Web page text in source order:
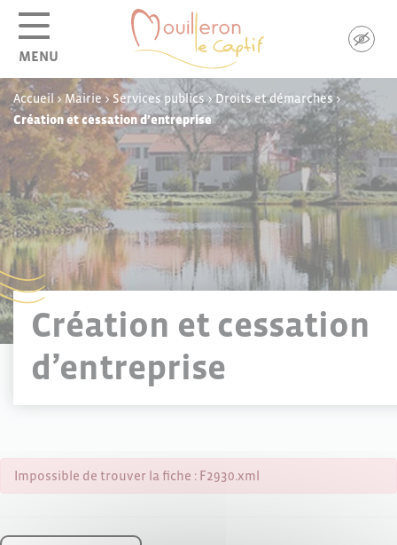
MENU
Accueil >Mairie> Services publics>Droits et démarches>
Création et cessation d’entreprise
Création et cessation
d’entreprise
Impossible de trouver la fiche : F2930.xml
Panneau de gestion des cookies